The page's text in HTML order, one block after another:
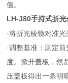
值。
LH-J80手持式折
·将折光棱镜对准光
·调整基准：测定
度。掀开盖板，然
压盖板得出一条明